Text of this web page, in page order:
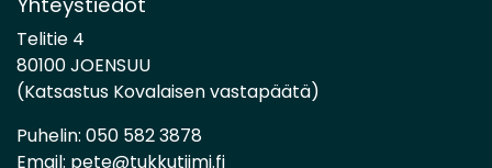
Telitie 4
80100 JOENSUU
(Katsastus Kovalaisen vastapäätä)
Puhelin: 050 582 3878
Email: pete@tukkutiimi.fi